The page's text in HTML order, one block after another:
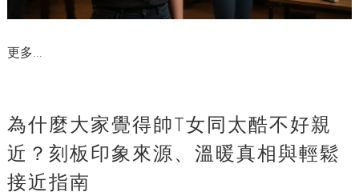
更多...
為什麼大家覺得帥T女同太酷不好親
近？刻板印象來源、溫暖真相與輕鬆
接近指南